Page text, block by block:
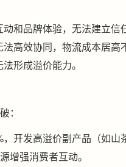
和品牌体验，无法建立信
高效协同，物流成本居高
形成溢价能力。
：
开发高溢价副产品（如山
增强消费者互动。